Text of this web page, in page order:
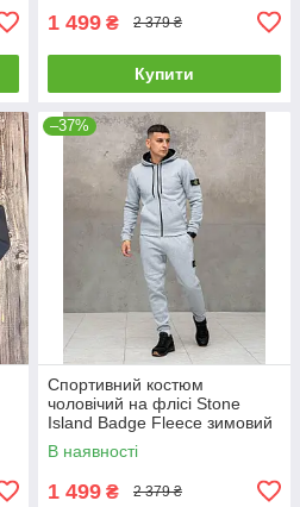
1 499 ₴ 2 379 ₴
Купити
–37%
Спортивний костюм
чоловічий на флісі Stone
Island Badge Fleece зимовий
худі штани стон айленд сірий
В наявності
1 499 ₴ 2 379 ₴